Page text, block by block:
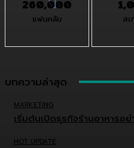
260,000
แฟนคลับ ส
บทความล่าสุด
MARKETING
เริ่มต้นเปิดธุรกิจร้านอาหารอ
HOT UPDATE